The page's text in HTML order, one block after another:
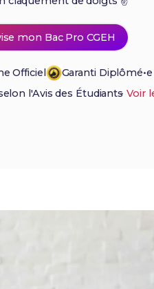
mon Bac Pro CGEH
Officiel
Garanti
l'Avis des Étudiants
- Voir